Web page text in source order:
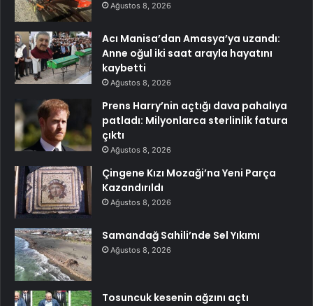
Ağustos 8, 2026
Acı Manisa’dan Amasya’ya uzandı:
Anne oğul iki saat arayla hayatını
kaybetti
Ağustos 8, 2026
Prens Harry’nin açtığı dava pahalıya
patladı: Milyonlarca sterlinlik fatura
çıktı
Ağustos 8, 2026
Çingene Kızı Mozaği’na Yeni Parça
Kazandırıldı
Ağustos 8, 2026
Samandağ Sahili’nde Sel Yıkımı
Ağustos 8, 2026
Tosuncuk kesenin ağzını açtı